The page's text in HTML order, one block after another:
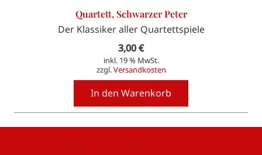
Quartett, Schwarzer Peter
Der Klassiker aller Quartettspiele
3,00€
inkl. 19 % MwSt.
zzgl.Versandkosten
In den Warenkorb